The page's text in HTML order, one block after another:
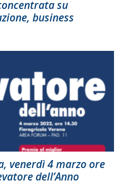
su
business
venerdì 4 marzo ore
dell’Anno